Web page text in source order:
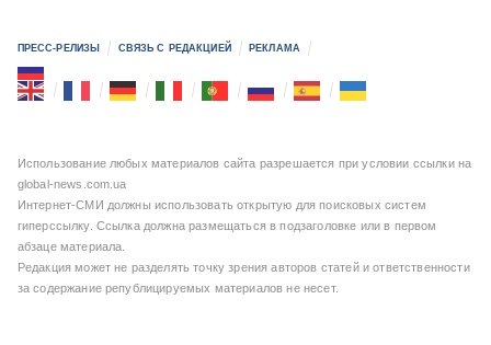
ПРЕСС-РЕЛИЗЫ СВЯЗЬ С РЕДАКЦИЕЙ РЕКЛАМА
Использование любых материалов сайта разрешается при условии ссылки на
global-news.com.ua
Интернет-СМИ должны использовать открытую для поисковых систем
гиперссылку. Ссылка должна размещаться в подзаголовке или в первом
абзаце материала.
Редакция может не разделять точку зрения авторов статей и ответственности
за содержание републицируемых материалов не несет.